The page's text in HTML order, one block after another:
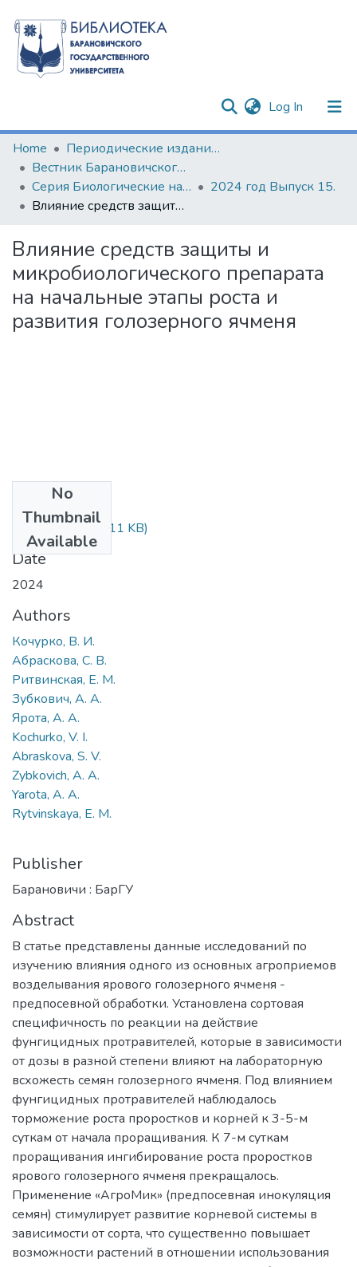
Log In (current)
Communities & Collections
All of DSpace
Statistics
Home
Периодические издания БарГУ
Вестник Барановичского государственного университета
Серия Биологические науки (общая биология). Сельскохозяйственные науки (агрономия)
2024 год Выпуск 15.
Влияние средств защиты и микробиологического препарата на начальные этапы роста и развития голозерного ячменя
Влияние средств защиты и
микробиологического препарата
на начальные этапы роста и
развития голозерного ячменя
No
Thumbnail
Available
91-102.pdf(558.11 KB)
Date
2024
Authors
Кочурко, В. И.
Абраскова, С. В.
Ритвинская, Е. М.
Зубкович, А. А.
Ярота, А. А.
Kochurko, V. I.
Abraskova, S. V.
Zybkovich, A. A.
Yarota, A. A.
Rytvinskaya, E. M.
Publisher
Барановичи : БарГУ
Abstract
В статье представлены данные исследований по
изучению влияния одного из основных агроприемов
возделывания ярового голозерного ячменя -
предпосевной обработки. Установлена сортовая
специфичность по реакции на действие
фунгицидных протравителей, которые в зависимости
от дозы в разной степени влияют на лабораторную
всхожесть семян голозерного ячменя. Под влиянием
фунгицидных протравителей наблюдалось
торможение роста проростков и корней к 3-5-м
суткам от начала проращивания. К 7-м суткам
проращивания ингибирование роста проростков
ярового голозерного ячменя прекращалось.
Применение «АгроМик» (предпосевная инокуляция
семян) стимулирует развитие корневой системы в
зависимости от сорта, что существенно повышает
возможности растений в отношении использования